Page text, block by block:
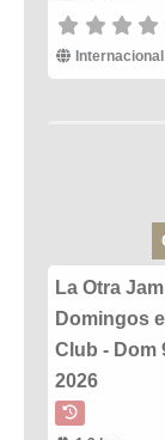
Internacional
La Otra
Domingos
Club - Dom
2026